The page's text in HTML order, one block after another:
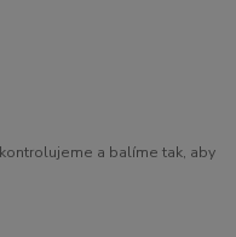
a balíme tak, aby